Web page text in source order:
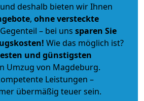
deshalb bieten wir Ihnen
, ohne versteckte
– bei uns sparen Sie
Wie das möglich ist?
und günstigsten
Umzug von Magdeburg.
Leistungen –
übermäßig teuer sein.